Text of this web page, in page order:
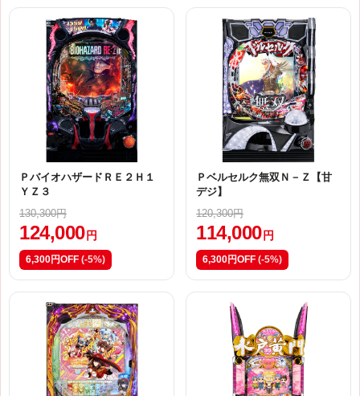
ＰバイオハザードＲＥ２Ｈ１
ＹＺ３
130,300円
124,000 円
6,300円OFF (-5%)
Ｐベルセルク無双Ｎ－Ｚ【甘
デジ】
120,300円
114,000 円
6,300円OFF (-5%)